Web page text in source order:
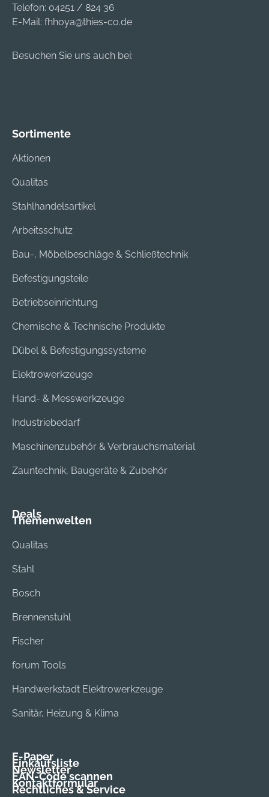
Telefon: 04251 / 824 36
E-Mail: fhhoya@thies-co.de
Besuchen Sie uns auch bei:
Sortimente
Aktionen
Qualitas
Stahlhandelsartikel
Arbeitsschutz
Bau-, Möbelbeschläge & Schließtechnik
Befestigungsteile
Betriebseinrichtung
Chemische & Technische Produkte
Dübel & Befestigungssysteme
Elektrowerkzeuge
Hand- & Messwerkzeuge
Industriebedarf
Maschinenzubehör & Verbrauchsmaterial
Zauntechnik, Baugeräte & Zubehör
Deals
Themenwelten
Qualitas
Stahl
Bosch
Brennenstuhl
Fischer
forum Tools
Handwerkstadt Elektrowerkzeuge
Sanitär, Heizung & Klima
E-Paper
Einkaufsliste
Newsletter
EAN-Code scannen
Kontaktformular
Rechtliches & Service